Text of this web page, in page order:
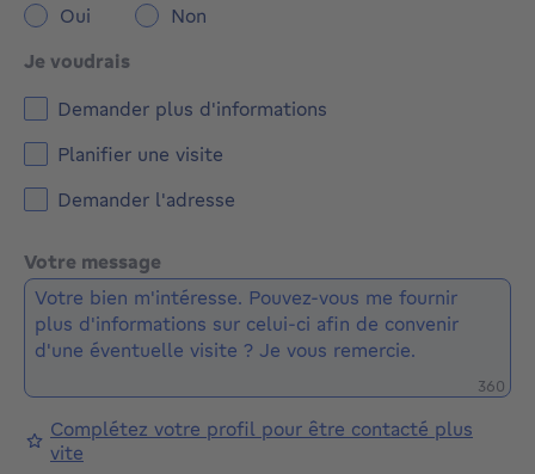
Oui
Non
Je voudrais
Demander plus d'informations
Planifier une visite
Demander l'adresse
Votre message
360
Complétez votre profil pour être contacté plus
vite